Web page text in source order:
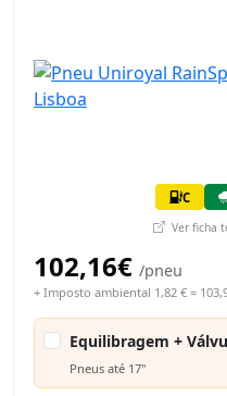
C
Ver ficha
102,16€ /pneu
+ Imposto ambiental 1,82 € =
Equilibragem +
Pneus até 17"